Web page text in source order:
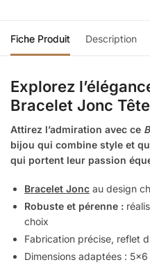
Fiche Produit Description
Explorez
Bracelet Jonc
Attirez l’admiration avec ce
bijou qui combine style et
qui portent leur passion
Bracelet Jonc au design
Robuste et pérenne :
choix
Fabrication précise, reflet
Dimensions adaptées :